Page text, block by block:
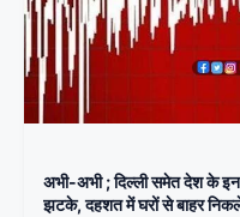
अभी-अभी ; दिल्ली समेत देश के
झटके, दहशत में घरों से बाहर